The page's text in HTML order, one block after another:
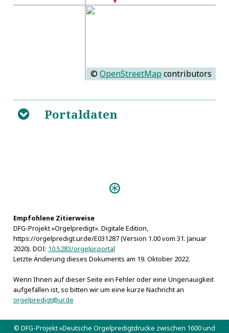
©OpenStreetMap contributors
B Portaldaten
Empfohlene Zitierweise
DFG-Projekt »Orgelpredigt«. Digitale Edition,
https://orgelpredigt.ur.de/E031287 (Version 1.00 vom 31. Januar
2020). DOI: 10.5283/orgelpr.portal
Letzte Änderung dieses Dokuments am 19. Oktober 2022.
Wenn Ihnen auf dieser Seite ein Fehler oder eine Ungenauigkeit
aufgefallen ist, so bitten wir um eine kurze Nachricht an
orgelpredigt@ur.de
© DFG-Projekt »Deutsche Orgelpredigtdrucke zwischen 1600 und